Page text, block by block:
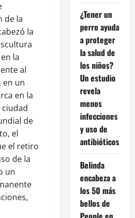
de la
la
la
al
en un
en la
de
el
el retiro
de la
un
¿Tener un
perro ayuda
a proteger
la salud de
los niños?
Un estudio
revela
menos
infecciones
y uso de
antibióticos
Belinda
encabeza a
los 50 más
bellos de